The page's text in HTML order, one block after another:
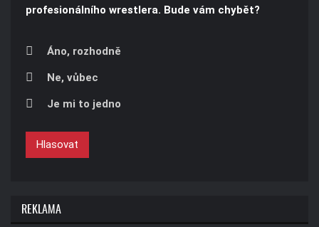
profesionálního wrestlera. Bude vám chybět?
Áno, rozhodně
Ne, vůbec
Je mi to jedno
Hlasovat
REKLAMA